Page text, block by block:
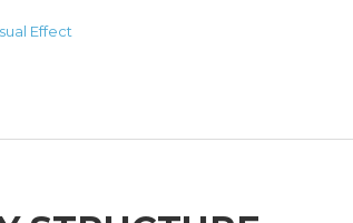
Effect